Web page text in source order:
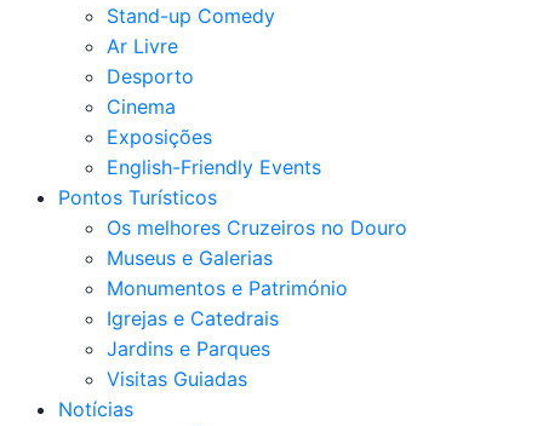
Stand-up Comedy
Ar Livre
Desporto
Cinema
Exposições
English-Friendly Events
Pontos Turísticos
Os melhores Cruzeiros no Douro​
Museus e Galerias
Monumentos e Património
Igrejas e Catedrais
Jardins e Parques
Visitas Guiadas
Notícias